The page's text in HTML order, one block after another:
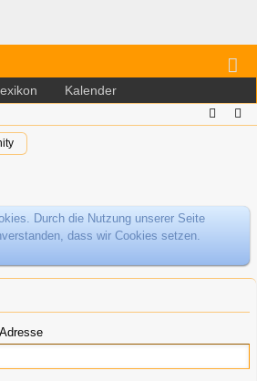
Kalender
Durch die Nutzung unserer Seite
dass wir Cookies setzen.